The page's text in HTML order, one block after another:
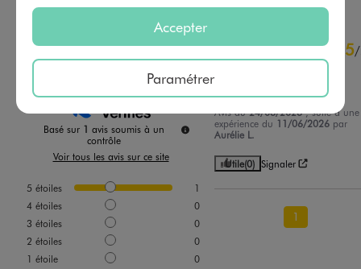
5/5
Basé sur 1 avis soumis à un
contrôle
Voir tous les avis sur ce site
5 étoiles
1
4 étoiles
0
3 étoiles
0
2 étoiles
0
1 étoile 0
5/
Avis vérifié et récompensé
Parfait et un peu elastique
Avis du24/06/2026 , suite à une
expérience du 11/06/2026 par
Aurélie L.
Utile(0) Signaler
1
Accepter
Paramétrer